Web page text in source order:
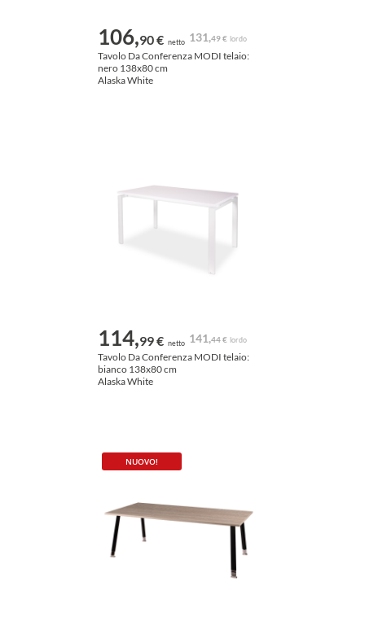
106,90 € netto 131,49 € lordo
Tavolo Da Conferenza MODI telaio:
nero 138x80 cm
Alaska White
114,99 € netto 141,44 € lordo
Tavolo Da Conferenza MODI telaio:
bianco 138x80 cm
Alaska White
NUOVO!